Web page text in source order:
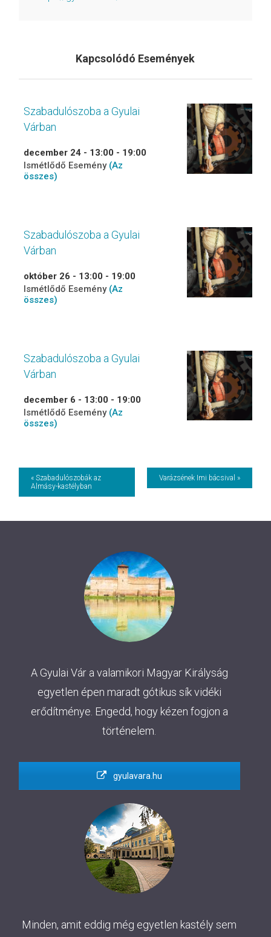
Kapcsolódó Események
Szabadulószoba a Gyulai
Várban
december 24 - 13:00 - 19:00
Ismétlődő Esemény (Az
összes)
Szabadulószoba a Gyulai
Várban
október 26 - 13:00 - 19:00
Ismétlődő Esemény (Az
összes)
Szabadulószoba a Gyulai
Várban
december 6 - 13:00 - 19:00
Ismétlődő Esemény (Az
összes)
Event
Navigation
« Szabadulószobák az
Almásy-kastélyban
Varázsének Imi bácsival »
A Gyulai Vár a valamikori Magyar Királyság
egyetlen épen maradt gótikus sík vidéki
erődítménye. Engedd, hogy kézen fogjon a
történelem.
gyulavara.hu
Minden, amit eddig még egyetlen kastély sem